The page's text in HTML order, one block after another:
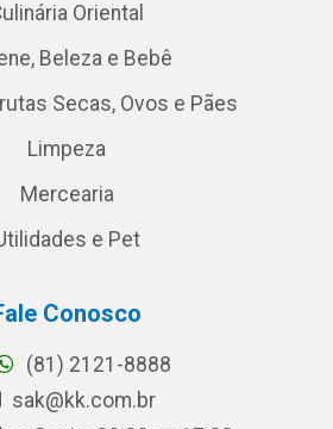
Oriental
Beleza e Bebê
Secas, Ovos e Pães
Limpeza
Mercearia
e Pet
Conosco
(81) 2121-8888
sak@kk.com.br